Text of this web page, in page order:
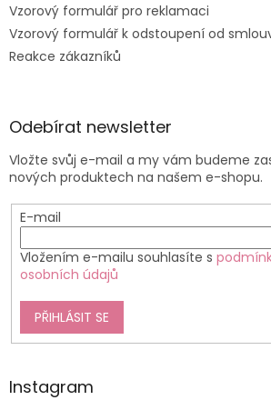
Vzorový formulář pro reklamaci
Vzorový formulář k odstoupení od
Reakce zákazníků
Odebírat newsletter
Vložte svůj e-mail a my vám budeme
nových produktech na našem e-shopu.
E-mail
Vložením e-mailu souhlasíte s
osobních údajů
PŘIHLÁSIT SE
Instagram